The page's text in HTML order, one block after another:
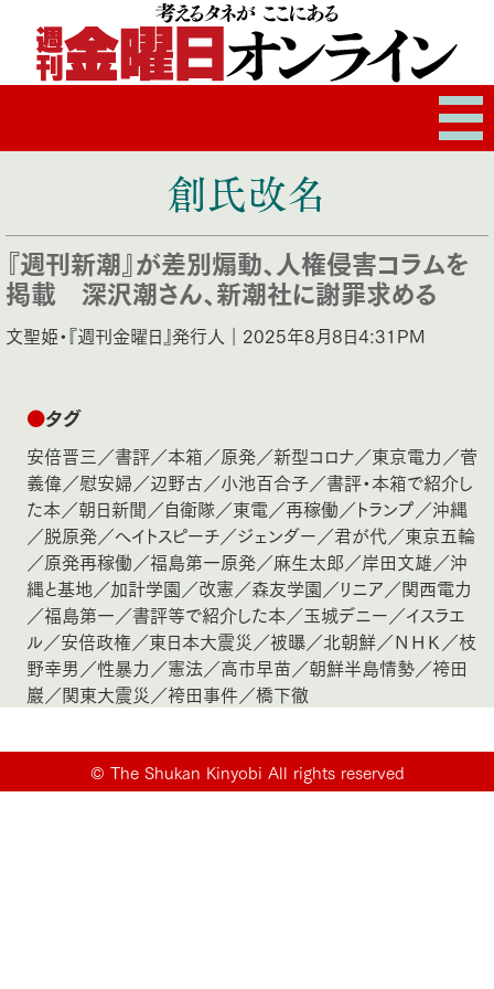
創氏改名
『週刊新潮』が差別煽動、人権侵害コラムを
掲載 深沢潮さん、新潮社に謝罪求める
文聖姫・『週刊金曜日』発行人｜2025年8月8日4:31PM
●タグ
安倍晋三 ／書評／本箱／原発／新型コロナ／東京電力 ／菅
義偉／慰安婦／辺野古／小池百合子／書評・本箱で紹介し
た本／朝日新聞／自衛隊／東電／再稼働／トランプ／沖縄
／脱原発／ヘイトスピーチ／ジェンダー／君が代／東京五輪
／原発再稼働／福島第一原発／麻生太郎／岸田文雄／沖
縄と基地／加計学園／改憲／森友学園／リニア／関西電力
／福島第一／書評等で紹介した本／玉城デニー／イスラエ
ル／安倍政権／東日本大震災 ／被曝／北朝鮮／ＮＨＫ ／枝
野幸男 ／性暴力 ／憲法／高市早苗／朝鮮半島情勢／袴田
巖／関東大震災 ／袴田事件／橋下徹
© The Shukan Kinyobi All rights reserved